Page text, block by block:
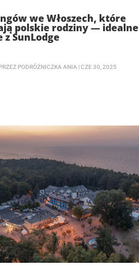
we Włoszech, które
polskie rodziny — idealne
SunLodge
PODRÓŻNICZKA ANIA |CZE 30, 2025